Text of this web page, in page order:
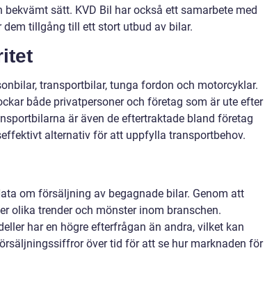
sätt. KVD Bil har också ett samarbete med
tillgång till ett stort utbud av bilar.
transportbilar, tunga fordon och motorcyklar.
både privatpersoner och företag som är ute efter
är även de eftertraktade bland företag
alternativ för att uppfylla transportbehov.
om försäljning av begagnade bilar. Genom att
olika trender och mönster inom branschen.
har en högre efterfrågan än andra, vilket kan
över tid för att se hur marknaden för